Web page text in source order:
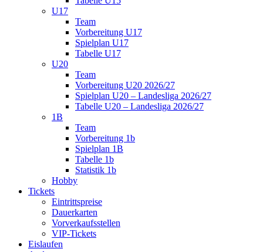
U17
Team
Vorbereitung U17
Spielplan U17
Tabelle U17
U20
Team
Vorbereitung U20 2026/27
Spielplan U20 – Landesliga 2026/27
Tabelle U20 – Landesliga 2026/27
1B
Team
Vorbereitung 1b
Spielplan 1B
Tabelle 1b
Statistik 1b
Hobby
Tickets
Eintrittspreise
Dauerkarten
Vorverkaufsstellen
VIP-Tickets
Eislaufen